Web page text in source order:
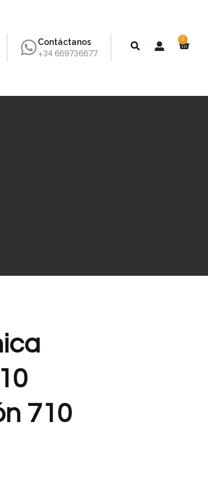
Contáctanos
+34 669736677
0
710